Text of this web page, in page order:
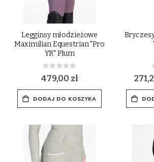
Legginsy młodzieżowe
Maximilian Equestrian "Pro
YR" Plum
Rating:
0%
479,00 zł
DODAJ DO KOSZYKA